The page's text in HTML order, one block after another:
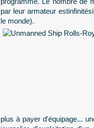
par leur armateur
le monde).
plus à payer d'équipage...